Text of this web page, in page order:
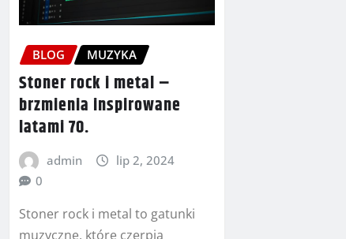
BLOG MUZYKA
Stoner rock i metal –
brzmienia inspirowane
latami 70.
admin
lip 2, 2024
0
Stoner rock i metal to gatunki
muzyczne, które czerpią